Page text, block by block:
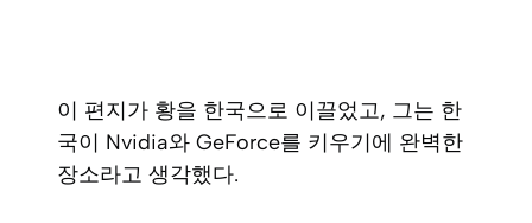
이 편지가 황을 한국으로 이끌었고, 그는 한
국이 Nvidia와 GeForce를 키우기에 완벽한
장소라고 생각했다.